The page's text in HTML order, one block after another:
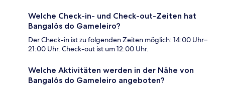
Welche Check-in- und Check-out-Zeiten hat
Bangalôs do Gameleiro?
Der Check-in ist zu folgenden Zeiten möglich: 14:00 Uhr–
21:00 Uhr. Check-out ist um 12:00 Uhr.
Welche Aktivitäten werden in der Nähe von
Bangalôs do Gameleiro angeboten?